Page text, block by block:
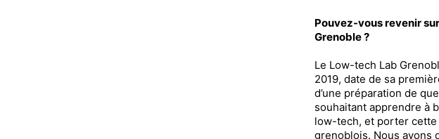
Pouvez-vous revenir
Grenoble ?
Le Low-tech Lab
2019, date de sa
d’une préparation de
souhaitant apprendre à
low-tech, et porter
grenoblois. Nous avons